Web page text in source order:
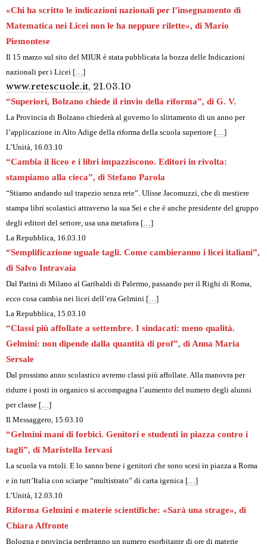
«Chi ha scritto le indicazioni nazionali per l’insegnamento di
Matematica nei Licei non le ha neppure rilette», di Mario
Piemontese
Il 15 marzo sul sito del MIUR è stata pubblicata la bozza delle Indicazioni
nazionali per i Licei […]
www.retescuole.it, 21.03.10
“Superiori, Bolzano chiede il rinvio della riforma”, di G. V.
La Provincia di Bolzano chiederà al governo lo slittamento di un anno per
l’applicazione in Alto Adige della riforma della scuola superiore […]
L’Unità, 16.03.10
“Cambia il liceo e i libri impazziscono. Editori in rivolta:
stampiamo alla cieca”, di Stefano Parola
“Stiamo andando sul trapezio senza rete”. Ulisse Jacomuzzi, che di mestiere
stampa libri scolastici attraverso la sua Sei e che è anche presidente del gruppo
degli editori del settore, usa una metafora […]
La Repubblica, 16.03.10
“Semplificazione uguale tagli. Come cambieranno i licei italiani”,
di Salvo Intravaia
Dal Parini di Milano al Garibaldi di Palermo, passando per il Righi di Roma,
ecco cosa cambia nei licei dell’era Gelmini […]
La Repubblica, 15.03.10
“Classi più affollate a settembre. I sindacati: meno qualità.
Gelmini: non dipende dalla quantità di prof”, di Anna Maria
Sersale
Dal prossimo anno scolastico avremo classi più affollate. Alla manovra per
ridurre i posti in organico si accompagna l’aumento del numero degli alunni
per classe […]
Il Messaggero, 15.03.10
“Gelmini mani di forbici. Genitori e studenti in piazza contro i
tagli”, di Maristella Iervasi
La scuola va rotoli. E lo sanno bene i genitori che sono scesi in piazza a Roma
e in tutt’Italia con sciarpe “multistrato” di carta igenica […]
L’Unità, 12.03.10
Riforma Gelmini e materie scientifiche: «Sarà una strage», di
Chiara Affronte
Bologna e provincia perderanno un numero esorbitante di ore di materie